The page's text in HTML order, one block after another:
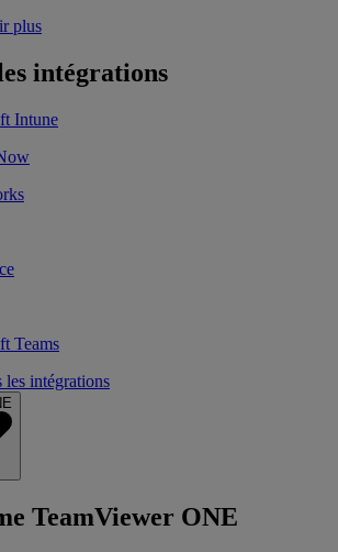
plus
intégrations
Intune
Teams
intégrations
TeamViewer ONE